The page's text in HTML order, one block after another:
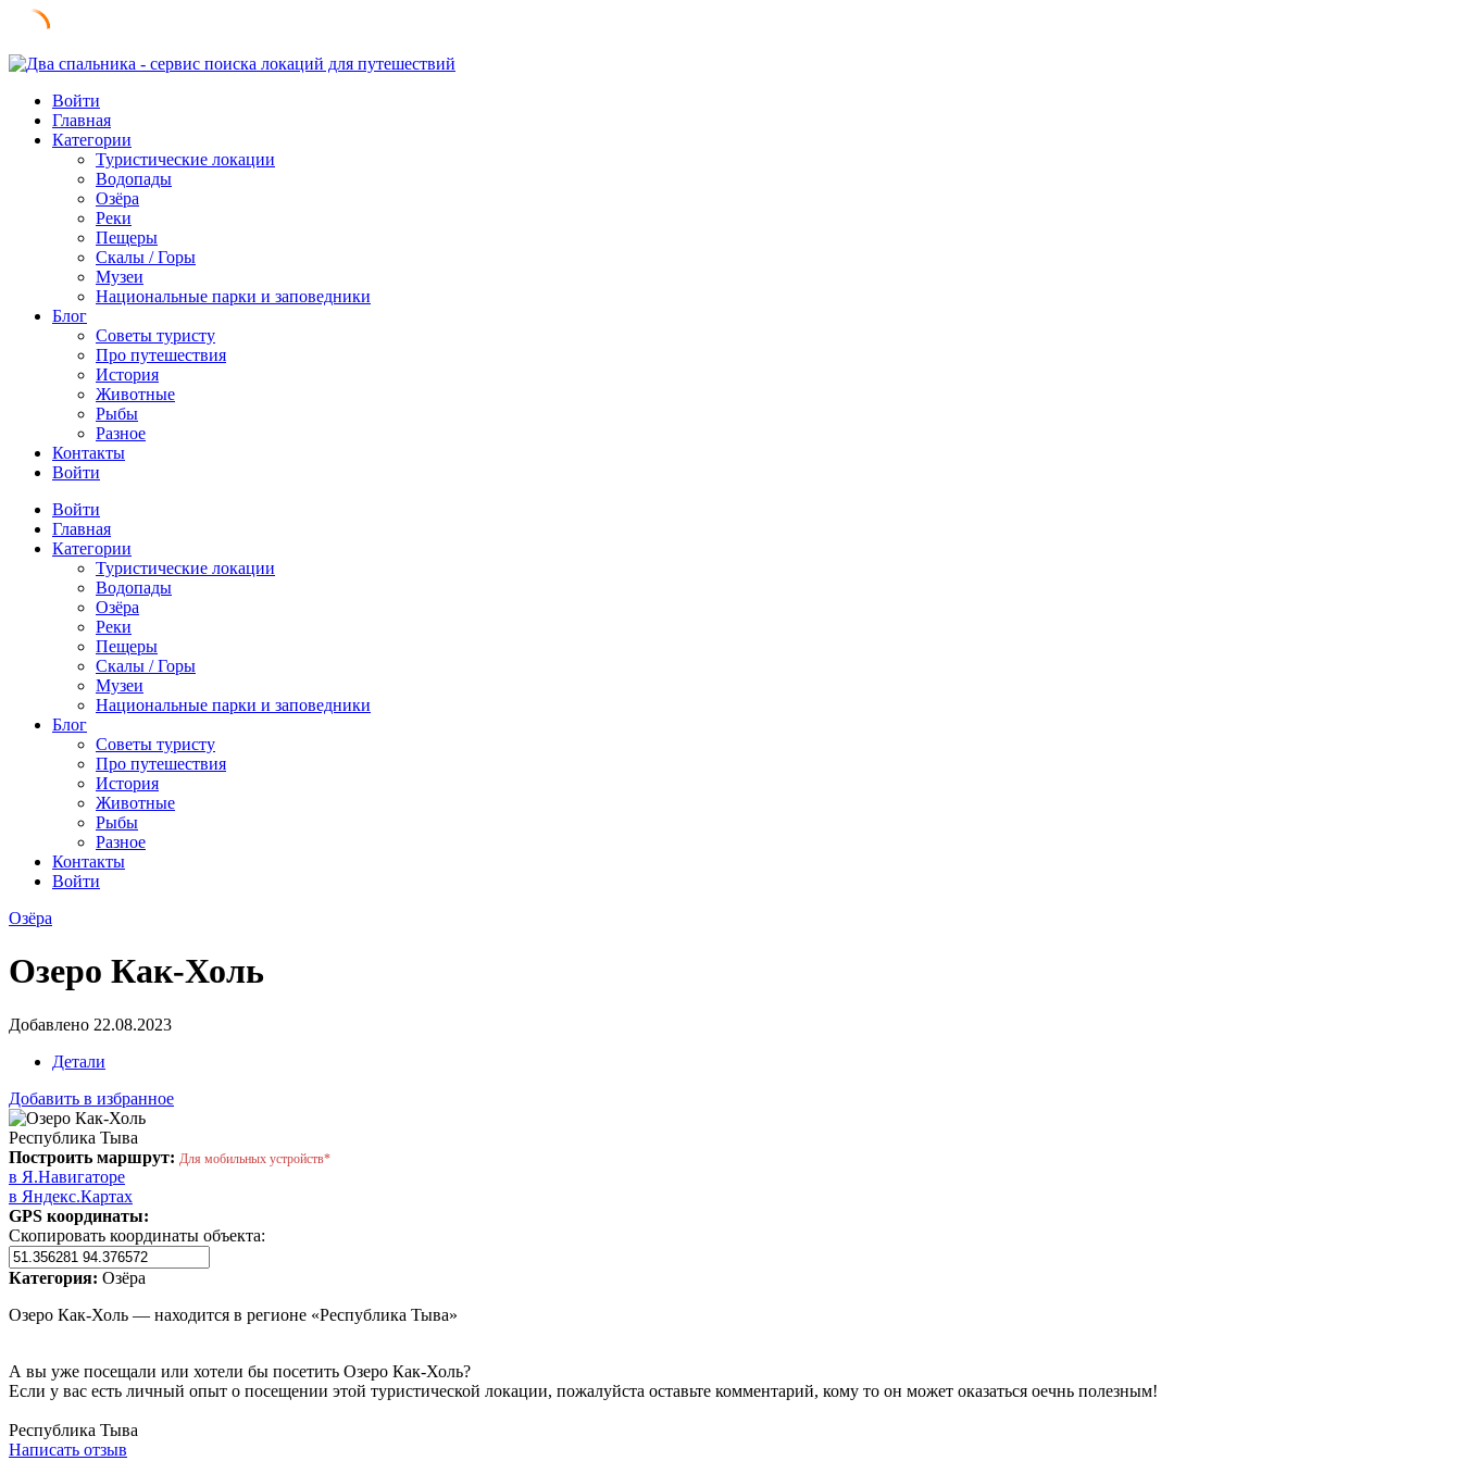
Skip
contentВойти
Главная
Категории
Туристические локации
Водопады
Озёра
Реки
Пещеры
Скалы / Горы
Музеи
Национальные парки и заповедники
Блог
Советы туристу
Про путешествия
История
Животные
Рыбы
Разное
Контакты
Войти
Войти
Главная
Категории
Туристические локации
Водопады
Озёра
Реки
Пещеры
Скалы / Горы
Музеи
Национальные парки и заповедники
Блог
Советы туристу
Про путешествия
История
Животные
Рыбы
Разное
Контакты
Войти
Озёра
Озеро Как-Холь
Добавлено 22.08.2023
Детали
Добавить в избранное
Республика Тыва
Построить маршрут: Для мобильных устройств*
в Я.Навигаторе
в Яндекс.Картах
GPS координаты:
Скопировать координаты объекта:
Категория: Озёра
Озеро Как-Холь — находится в регионе «Республика Тыва»
А вы уже посещали или хотели бы посетить Озеро Как-Холь?
Если у вас есть личный опыт о посещении этой туристической локации, пожалуйста оставьте комментарий, кому то он может оказаться оечнь полезным!
Республика Тыва
Написать отзыв